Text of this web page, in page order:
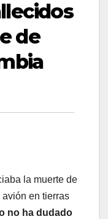
de
la muerte de
en tierras
no ha dudado